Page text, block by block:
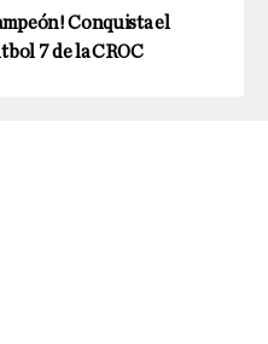
Conquista el
7 de la CROC